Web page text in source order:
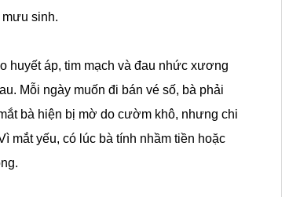
mưu sinh.
huyết áp, tim mạch và đau nhức xương
Mỗi ngày muốn đi bán vé số, bà phải
bà hiện bị mờ do cườm khô, nhưng chi
mắt yếu, có lúc bà tính nhầm tiền hoặc